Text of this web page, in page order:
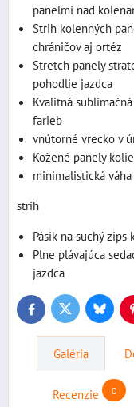
panelmi nad
Strih kolenných
chráničov aj ortéz
Stretch panely
pohodlie jazdca
Kvalitná
farieb
vnútorné vrecko v
Kožené panely
minimalistická váha
strih
Pásik na suchý
Plne plávajúca
jazdca
FacebookTwitter Bluesky
Galéria
Recenzie 0